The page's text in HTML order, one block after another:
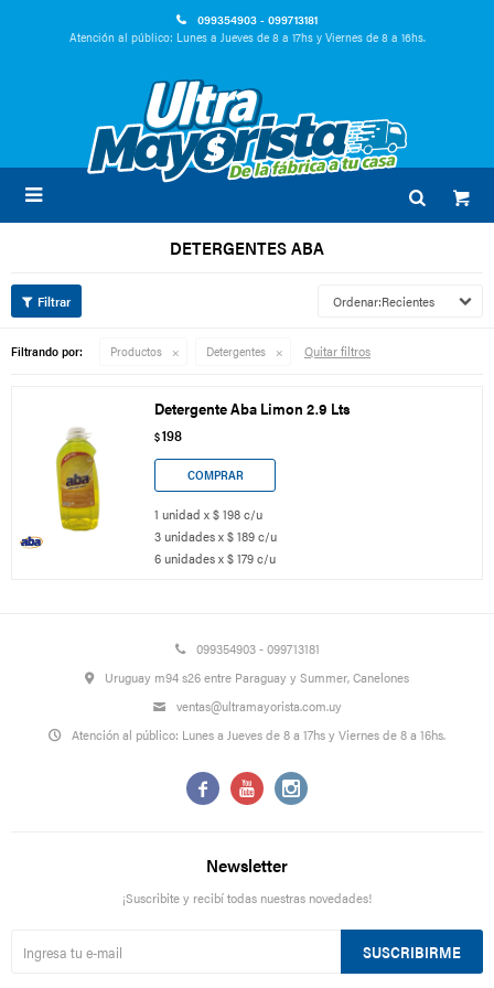
099354903 - 099713181
Atención al público: Lunes a Jueves de 8 a 17hs y Viernes de 8 a 16hs.

DETERGENTES ABA
Recientes
Filtrando por: Productos Detergentes Quitar filtros
Detergente Aba Limon 2.9 Lts
$198
1 unidad x $ 198 c/u
3 unidades x $ 189 c/u
6 unidades x $ 179 c/u
099354903 - 099713181
Uruguay m94 s26 entre Paraguay y Summer, Canelones
ventas@ultramayorista.com.uy
Atención al público: Lunes a Jueves de 8 a 17hs y Viernes de 8 a 16hs.
  
Newsletter
¡Suscribite y recibí todas nuestras novedades!
SUSCRIBIRME